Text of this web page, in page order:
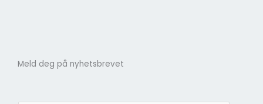
Meld deg på nyhetsbrevet